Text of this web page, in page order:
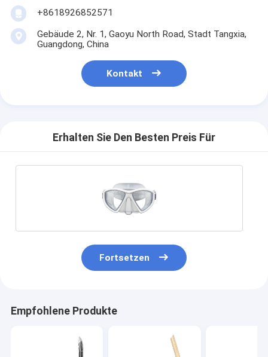
+8618926852571
Gebäude 2, Nr. 1, Gaoyu North Road, Stadt Tangxia,
Guangdong, China
Kontakt
Erhalten Sie Den Besten Preis Für
Fortsetzen
Empfohlene Produkte